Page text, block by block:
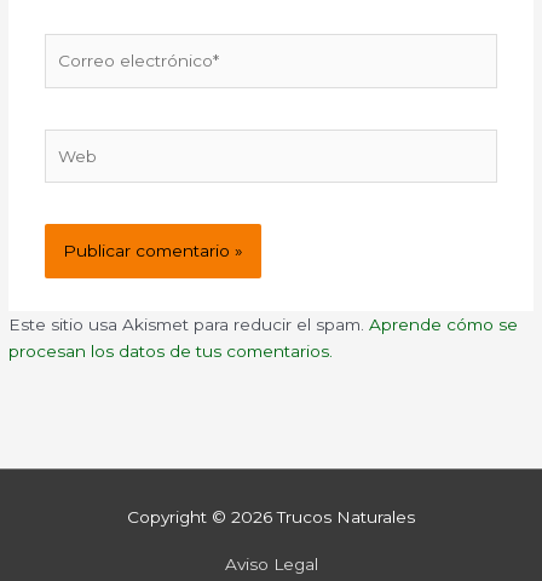
electrónico*
Este sitio usa Akismet para reducir el spam.Aprende cómo se
procesan los datos de tus comentarios.
Copyright © 2026Trucos Naturales
Aviso Legal